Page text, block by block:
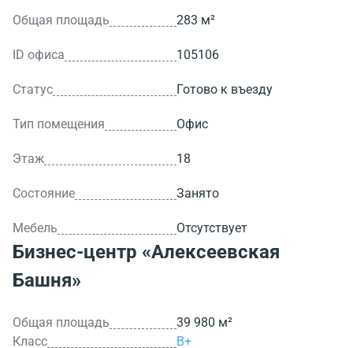
Общая площадь 283 м²
ID офиса 105106
Статус Готово к въезду
Тип помещения Офис
Этаж 18
Состояние Занято
Мебель Отсутствует
Бизнес-центр «Алексеевская
Башня»
Общая площадь
39 980 м²
Класс
B+